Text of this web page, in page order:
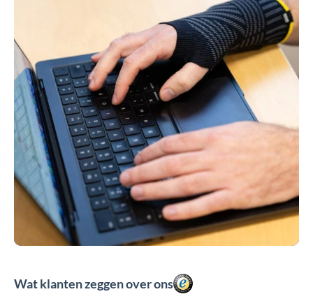
Wat klanten zeggen over ons